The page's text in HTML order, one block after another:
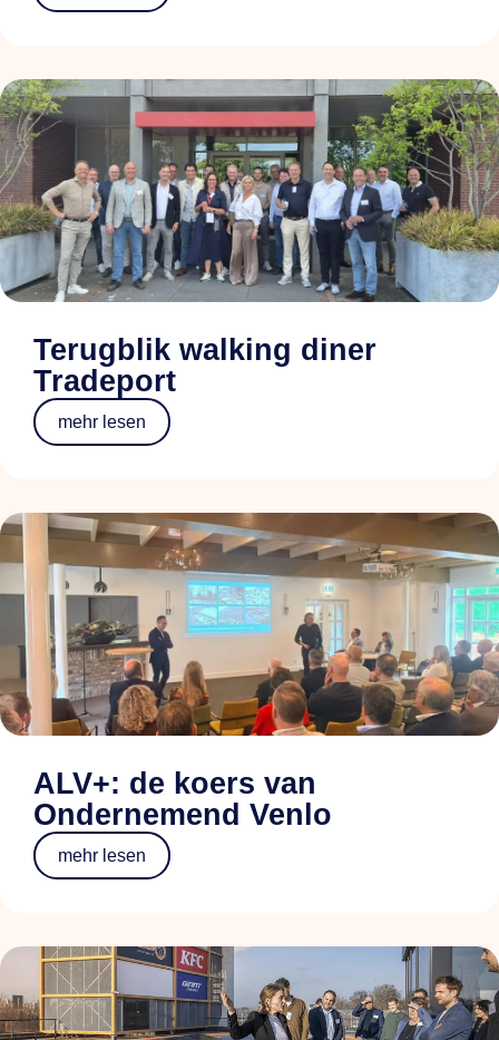
Terugblik walking diner
Tradeport
mehr lesen
ALV+: de koers van
Ondernemend Venlo
mehr lesen